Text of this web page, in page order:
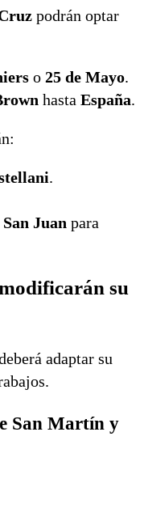
podrán optar
o 25 de Mayo.
hasta España.
.
San Juan para
su
adaptar su
San Martín y